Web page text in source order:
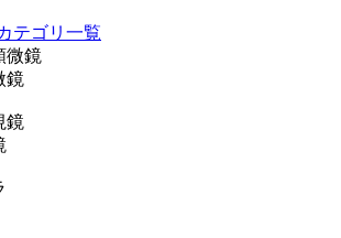
テゴリ一覧
鏡